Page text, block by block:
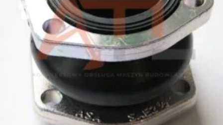
1 219,00zł